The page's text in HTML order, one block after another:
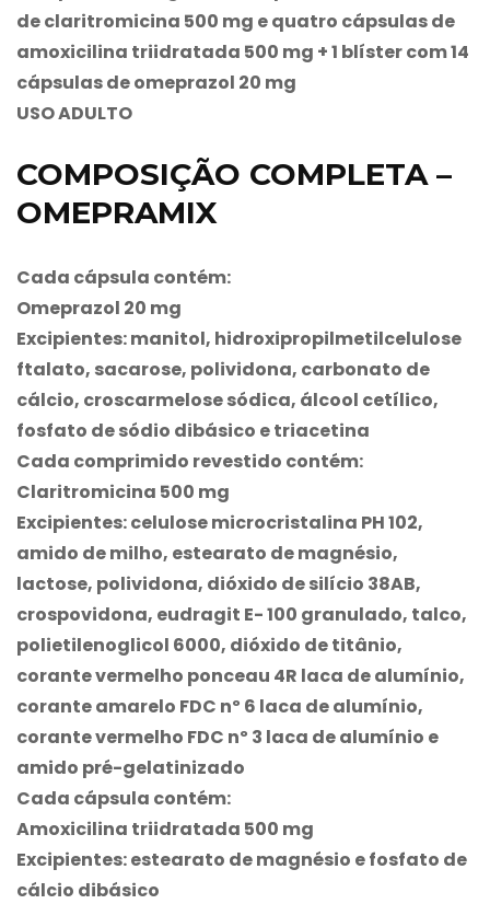
de claritromicina 500 mg e quatro cápsulas de
amoxicilina triidratada 500 mg + 1 blíster com 14
cápsulas de omeprazol 20 mg
USO ADULTO
COMPOSIÇÃO COMPLETA –
OMEPRAMIX
Cada cápsula contém:
Omeprazol 20 mg
Excipientes: manitol, hidroxipropilmetilcelulose
ftalato, sacarose, polividona, carbonato de
cálcio, croscarmelose sódica, álcool cetílico,
fosfato de sódio dibásico e triacetina
Cada comprimido revestido contém:
Claritromicina 500 mg
Excipientes: celulose microcristalina PH 102,
amido de milho, estearato de magnésio,
lactose, polividona, dióxido de silício 38AB,
crospovidona, eudragit E- 100 granulado, talco,
polietilenoglicol 6000, dióxido de titânio,
corante vermelho ponceau 4R laca de alumínio,
corante amarelo FDC nº 6 laca de alumínio,
corante vermelho FDC nº 3 laca de alumínio e
amido pré-gelatinizado
Cada cápsula contém:
Amoxicilina triidratada 500 mg
Excipientes: estearato de magnésio e fosfato de
cálcio dibásico